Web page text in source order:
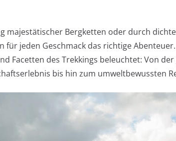
majestätischer Bergketten oder durch
für jeden Geschmack das richtige
Facetten des Trekkings beleuchtet: Von
bis hin zum umweltbewussten